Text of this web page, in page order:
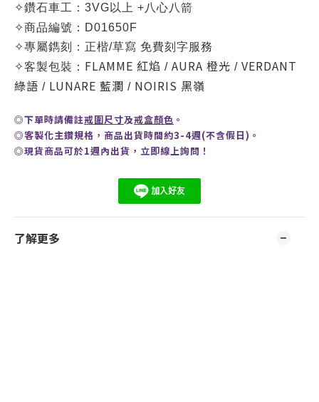
✧鑽石車工：3VG以上 +八心八箭
✧商品編號：D01650F
✧專屬鐫刻：正楷/草寫 免費刻字服務
✧客製包裝： FLAMME 紅焰 / AURA 橙光 / VERDANT
綠語 / LUNARE 藍瀾 / NOIRIS 黑嶺
◎下單時請備註戒圍尺寸及戒盒顏色 。
◎客製化主鑽規格，商品出貨時間約3-4週(不含假日)。
◎現貨商品可於1週內出貨， 立即線上詢問 ！
了解更多